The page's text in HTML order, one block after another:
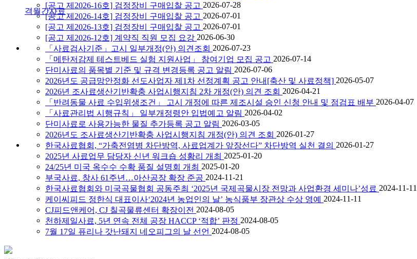
격월간사료
[공고 제2026-16호] 검정장비 구매입찰 공고 2026-07-28
[공고 제2026-14호] 검정장비 구매입찰 공고 2026-07-01
[공고 제2026-13호] 검정장비 구매입찰 공고 2026-07-01
[공고 제2026-12호] 계약직 직원 모집 요강 2026-06-30
「사료검사기준」고시 일부개정(안) 의견조회 2026-07-23
「메탄저감제 테스트베드 실험 지원사업」 참여기업 모집 공고 2026-07-14
단미사료의 품목별 기준 및 규격 변경등록 공고 알림 2026-07-06
2026년도 공급망안정화 선도사업자 제1차 선정계획 공고 안내[축산 및 사료정책] 2026-05-07
2026년 조사료생산기반확충 사업시행지침 2차 개정(안) 의견 조회 2026-04-21
「반려동물 사료 수입위생조건」 고시 개정에 따른 제조시설 승인 신청 안내 및 점검표 배부 2026-04-07
「사료관리법 시행규칙」 일부개정령안 입법예고 알림 2026-04-02
단미사료로 사용가능한 물질 추가등록 공고 알림 2026-03-05
2026년도 조사료생산기반확충 사업시행지침 개정(안) 의견 조회 2026-01-27
한국사료협회, “가축전염병 차단방역, 사료업계가 앞장선다” 차단방역 실천 결의 2026-01-27
2025년 사료업무 담당자 신년 워크숍 성황리 개최 2025-01-20
24/25년 미국 옥수수 수확 품질 설명회 개최 2025-01-20
부국사료, 창사 61주년…아산공장 확장 준공 2024-11-21
한국사료협회와 미국곡물협회 공동주최 ‘2025년 국제곡물시장 전망과 사업환경 세미나’성료 2024-11-11
케이씨피드 정한식 대표이사‘2024년 농업인의 날’ 농식품부 장관상 수상 영예 2024-11-11
CJ피드앤케어, CJ 칠곡물류센터 확장이전 2024-08-05
천하제일사료, 5년 연속 전체 공장 HACCP ‘적합’ 판정 2024-08-05
7월 17일 퓨리나 갓난돼지 네오피그의 날 선언 2024-08-05